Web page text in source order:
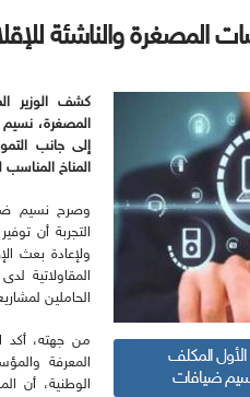
المصغرة والناشئة
الأول المكلف
ضيافات
كشف الوزير
المصغرة،
إلى جانب
المناخ المناسب
وصرح نسيم
التجربة أن
ولإعادة بعث
المقاولاتية
الحاملين
من جهته، أكد
المعرفة
الوطنية، أن